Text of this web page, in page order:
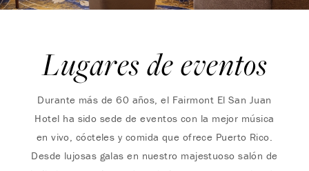
Lugares de eventos
Durante más de 60 años, el Fairmont El San Juan
Hotel ha sido sede de eventos con la mejor música
en vivo, cócteles y comida que ofrece Puerto Rico.
Desde lujosas galas en nuestro majestuoso salón de